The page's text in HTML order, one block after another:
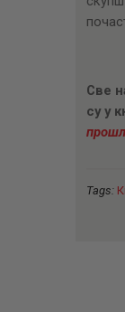
Све
су у
Tags: